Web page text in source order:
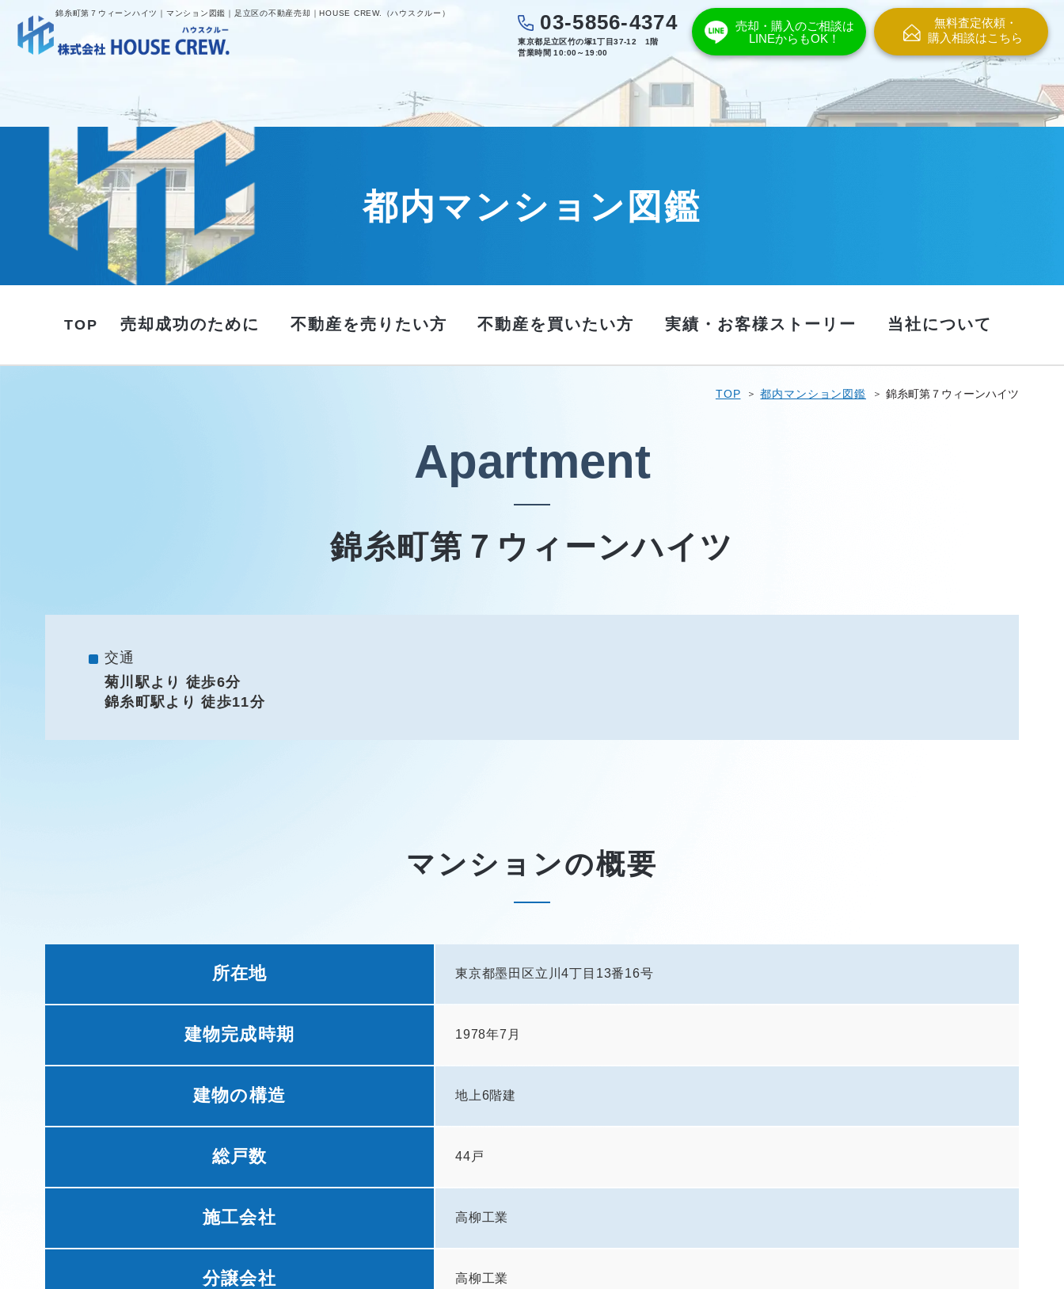
錦糸町第７ウィーンハイツ｜マンション図鑑｜足立区の不動産売却｜HOUSE CREW.（ハウスクルー） 03-5856-4374
東京都足立区竹の塚1丁目37-12 1階
営業時間 10:00～19:00
売却・購入のご相談は
LINEからもOK！
無料査定依頼・
購入相談はこちら
都内マンション図鑑
TOP 売却成功のために 不動産を売りたい方 不動産を買いたい方 実績・お客様ストーリー 当社について
TOP 都内マンション図鑑 錦糸町第７ウィーンハイツ
Apartment
錦糸町第７ウィーンハイツ
交通
菊川駅より 徒歩6分
錦糸町駅より 徒歩11分
マンションの概要
所在地 東京都墨田区立川4丁目13番16号
建物完成時期 1978年7月
建物の構造 地上6階建
総戸数 44戸
施工会社 高柳工業
分譲会社 高柳工業